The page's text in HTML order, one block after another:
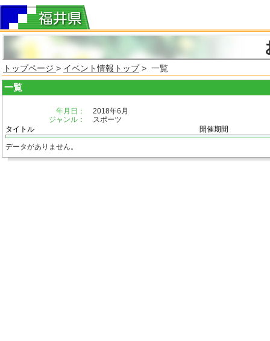
トップページ > イベント情報トップ> 一覧
一覧
年月日：
2018年6月
ジャンル：
スポーツ
タイトル
開催期間
データがありません。